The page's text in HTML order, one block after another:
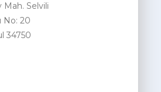
Mah. Selvili
No: 20
34750